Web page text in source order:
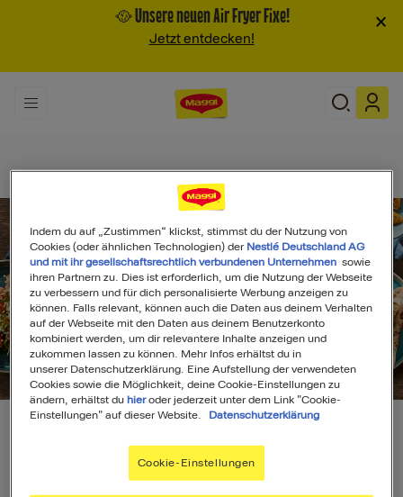
🥘 Unsere neuen Air Fryer Fixe!
Jetzt entdecken!
×
Search
Indem du auf „Zustimmen“ klickst, stimmst du der Nutzung von
Cookies (oder ähnlichen Technologien) der Nestlé Deutschland AG
und mit ihr gesellschaftsrechtlich verbundenen Unternehmen sowie
ihren Partnern zu. Dies ist erforderlich, um die Nutzung der Webseite
zu verbessern und für dich personalisierte Werbung anzeigen zu
können. Falls relevant, können auch die Daten aus deinem Verhalten
auf der Webseite mit den Daten aus deinem Benutzerkonto
kombiniert werden, um dir relevantere Inhalte anzeigen und
zukommen lassen zu können. Mehr Infos erhältst du in
unserer Datenschutzerklärung. Eine Aufstellung der verwendeten
Cookies sowie die Möglichkeit, deine Cookie-Einstellungen zu
ändern, erhältst duhieroder jederzeit unter dem Link "Cookie-
Einstellungen" auf dieser Website.
Datenschutzerklärung
Cookie-Einstellungen